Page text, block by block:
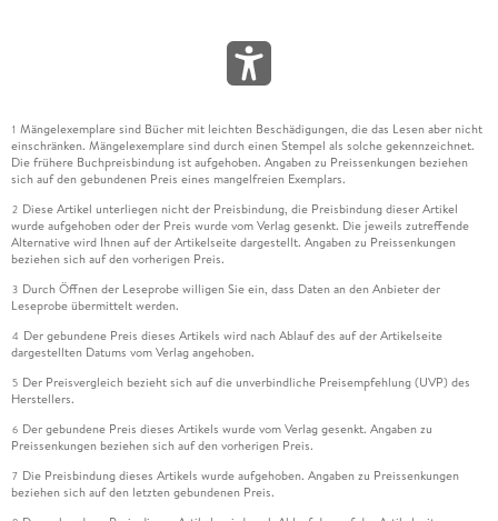
1 Mängelexemplare sind Bücher mit leichten Beschädigungen, die das Lesen aber nicht
einschränken. Mängelexemplare sind durch einen Stempel als solche gekennzeichnet.
Die frühere Buchpreisbindung ist aufgehoben. Angaben zu Preissenkungen beziehen
sich auf den gebundenen Preis eines mangelfreien Exemplars.
2 Diese Artikel unterliegen nicht der Preisbindung, die Preisbindung dieser Artikel
wurde aufgehoben oder der Preis wurde vom Verlag gesenkt. Die jeweils zutreffende
Alternative wird Ihnen auf der Artikelseite dargestellt. Angaben zu Preissenkungen
beziehen sich auf den vorherigen Preis.
3 Durch Öffnen der Leseprobe willigen Sie ein, dass Daten an den Anbieter der
Leseprobe übermittelt werden.
4 Der gebundene Preis dieses Artikels wird nach Ablauf des auf der Artikelseite
dargestellten Datums vom Verlag angehoben.
5 Der Preisvergleich bezieht sich auf die unverbindliche Preisempfehlung (UVP) des
Herstellers.
6 Der gebundene Preis dieses Artikels wurde vom Verlag gesenkt. Angaben zu
Preissenkungen beziehen sich auf den vorherigen Preis.
7 Die Preisbindung dieses Artikels wurde aufgehoben. Angaben zu Preissenkungen
beziehen sich auf den letzten gebundenen Preis.